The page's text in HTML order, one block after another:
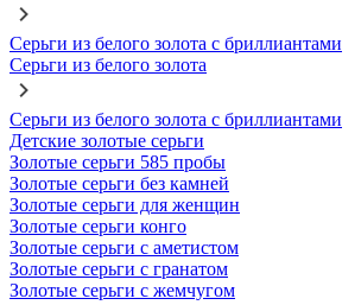
Серьги из белого золота с бриллиантами
Серьги из белого золота
Серьги из белого золота с бриллиантами
Детские золотые серьги
Золотые серьги 585 пробы
Золотые серьги без камней
Золотые серьги для женщин
Золотые серьги конго
Золотые серьги с аметистом
Золотые серьги с гранатом
Золотые серьги с жемчугом